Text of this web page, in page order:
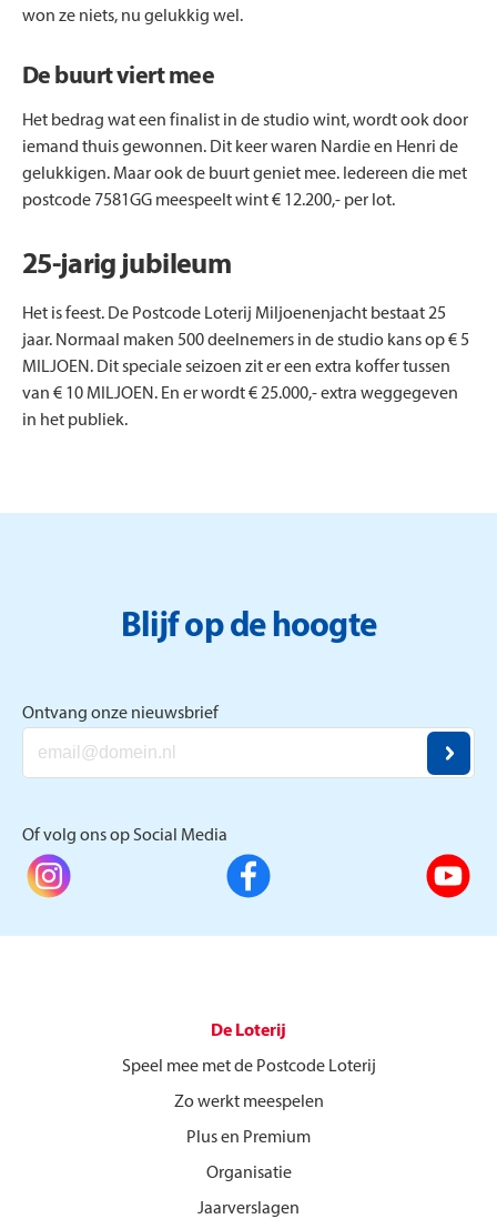
won ze niets, nu gelukkig wel.
De buurt viert mee
Het bedrag wat een finalist in de studio wint, wordt ook door
iemand thuis gewonnen. Dit keer waren Nardie en Henri de
gelukkigen. Maar ook de buurt geniet mee. Iedereen die met
postcode 7581GG meespeelt wint € 12.200,- per lot.
25-jarig jubileum
Het is feest. De Postcode Loterij Miljoenenjacht bestaat 25
jaar. Normaal maken 500 deelnemers in de studio kans op € 5
MILJOEN. Dit speciale seizoen zit er een extra koffer tussen
van € 10 MILJOEN. En er wordt € 25.000,- extra weggegeven
in het publiek.
Blijf op de hoogte
Ontvang onze nieuwsbrief
Of volg ons op Social Media
De Loterij
Speel mee met de Postcode Loterij
Zo werkt meespelen
Plus en Premium
Organisatie
Jaarverslagen